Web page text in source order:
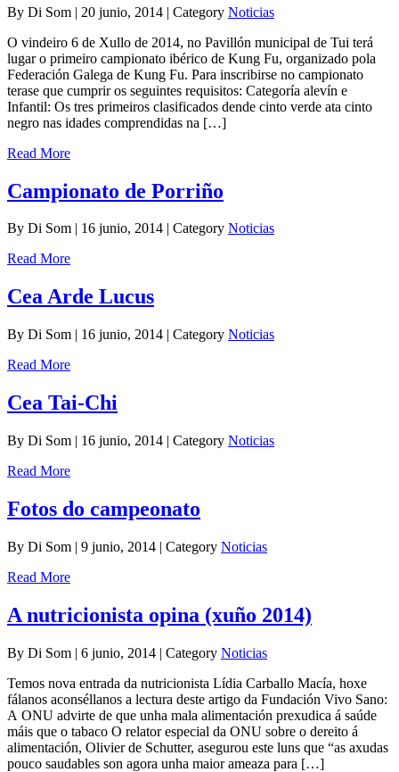
By Di Som | 20 junio, 2014 | Category Noticias
O vindeiro 6 de Xullo de 2014, no Pavillón municipal de Tui terá
lugar o primeiro campionato ibérico de Kung Fu, organizado pola
Federación Galega de Kung Fu. Para inscribirse no campionato
terase que cumprir os seguintes requisitos: Categoría alevín e
Infantil: Os tres primeiros clasificados dende cinto verde ata cinto
negro nas idades comprendidas na […]
Read More
Campionato de Porriño
By Di Som | 16 junio, 2014 | Category Noticias
Read More
Cea Arde Lucus
By Di Som | 16 junio, 2014 | Category Noticias
Read More
Cea Tai-Chi
By Di Som | 16 junio, 2014 | Category Noticias
Read More
Fotos do campeonato
By Di Som | 9 junio, 2014 | Category Noticias
Read More
A nutricionista opina (xuño 2014)
By Di Som | 6 junio, 2014 | Category Noticias
Temos nova entrada da nutricionista Lídia Carballo Macía, hoxe
fálanos aconséllanos a lectura deste artigo da Fundación Vivo Sano:
A ONU advirte de que unha mala alimentación prexudica á saúde
máis que o tabaco O relator especial da ONU sobre o dereito á
alimentación, Olivier de Schutter, asegurou este luns que “as axudas
pouco saudables son agora unha maior ameaza para […]